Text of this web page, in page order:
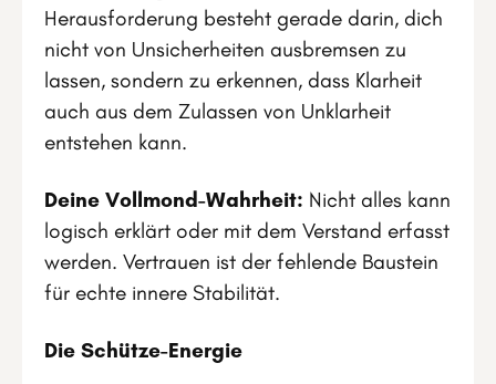
Herausforderung besteht gerade darin, dich
nicht von Unsicherheiten ausbremsen zu
lassen, sondern zu erkennen, dass Klarheit
auch aus dem Zulassen von Unklarheit
entstehen kann.
Deine Vollmond-Wahrheit: Nicht alles kann
logisch erklärt oder mit dem Verstand erfasst
werden. Vertrauen ist der fehlende Baustein
für echte innere Stabilität.
Die Schütze-Energie